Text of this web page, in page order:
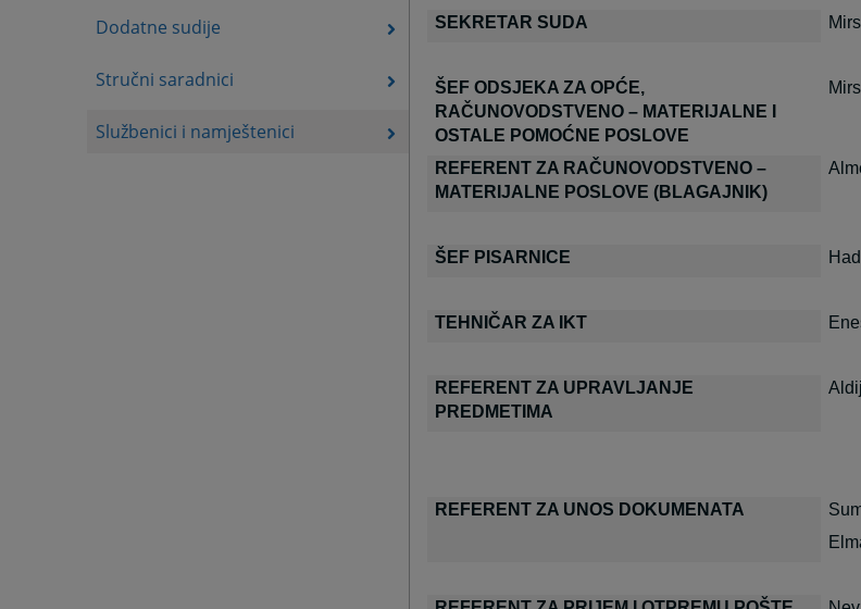
Dodatne sudije
Stručni saradnici
Službenici i namještenici
SEKRETAR SUDA
ŠEF ODSJEKA ZA OPĆE,
RAČUNOVODSTVENO – MATERIJALNE I
OSTALE POMOĆNE POSLOVE
REFERENT ZA RAČUNOVODSTVENO –
MATERIJALNE POSLOVE (BLAGAJNIK)
ŠEF PISARNICE
TEHNIČAR ZA IKT
REFERENT ZA UPRAVLJANJE
PREDMETIMA
REFERENT ZA UNOS DOKUMENATA